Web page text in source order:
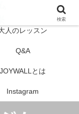
人のレッスン
Q&A
JOYWALLとは
Instagram
検索